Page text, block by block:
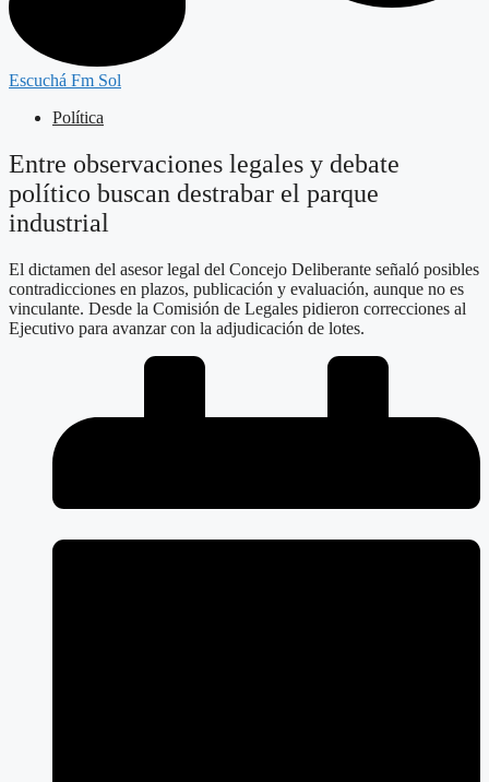
Escuchá Fm Sol
Política
Entre observaciones legales y debate
político buscan destrabar el parque
industrial
El dictamen del asesor legal del Concejo Deliberante señaló posibles
contradicciones en plazos, publicación y evaluación, aunque no es
vinculante. Desde la Comisión de Legales pidieron correcciones al
Ejecutivo para avanzar con la adjudicación de lotes.